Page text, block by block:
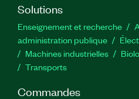
Solutions
Enseignement et recherche
administration publique
Machines industrielles
Transports
Commandes